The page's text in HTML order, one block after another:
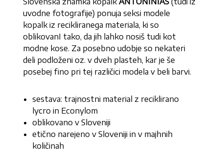
uvodne fotografije) ponuja seksi modele
kopalk iz recikliranega materiala, ki so
oblikovanI tako, da jih lahko nosiš tudi kot
modne kose. Za posebno udobje so nekateri
deli podloženi oz. v dveh plasteh, kar je še
posebej fino pri tej različici modela v beli barvi.
sestava: trajnostni material z reciklirano
lycro in Econylom
oblikovano v Sloveniji
etično narejeno v Sloveniji in v majhnih
količinah